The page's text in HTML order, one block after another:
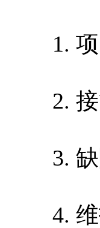
1. 项
2. 接
3. 缺
4. 维